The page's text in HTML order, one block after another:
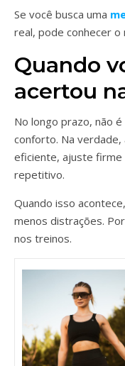
Se você busca uma
real, pode conhecer o
Quando
acertou
No longo prazo, não
conforto. Na verdade,
eficiente, ajuste firme
repetitivo.
Quando isso
menos distrações.
nos treinos.